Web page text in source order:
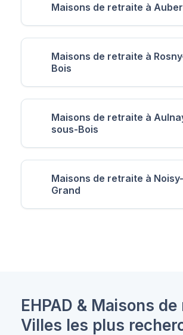
Maisons de retraite à
Maisons de retraite à
Bois
Maisons de retraite à
sous-Bois
Maisons de retraite à
Grand
EHPAD & Maisons
Villes les plus